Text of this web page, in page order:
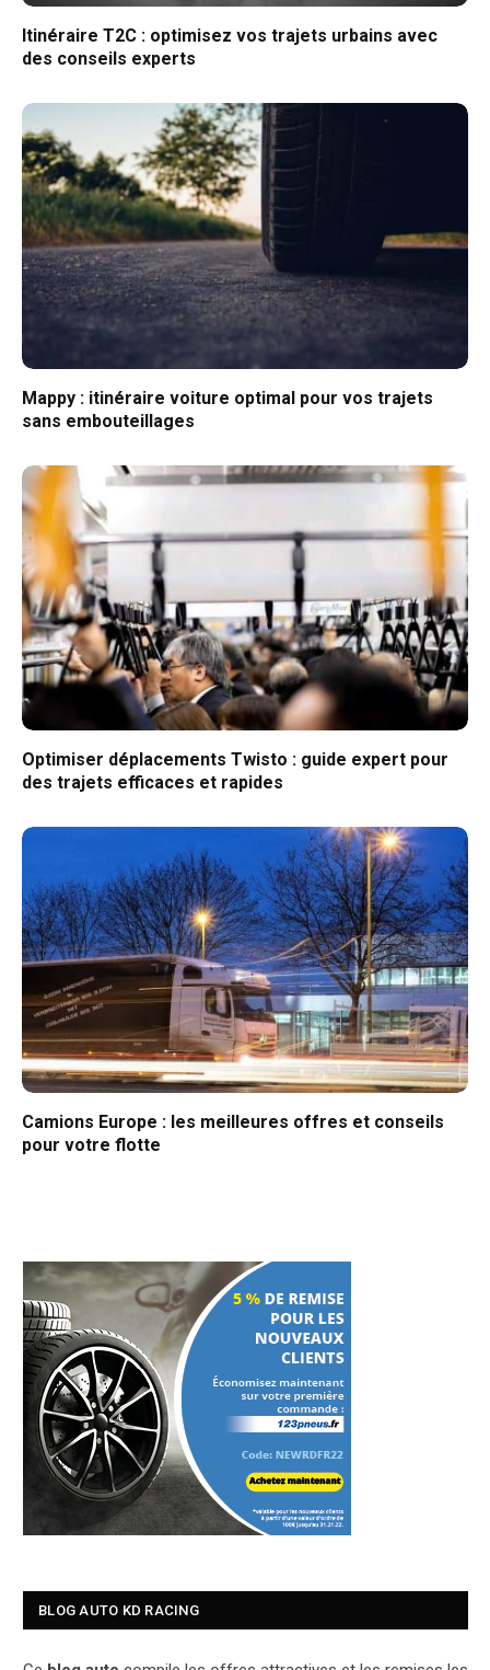
Itinéraire T2C : optimisez vos trajets urbains avec
des conseils experts
Mappy : itinéraire voiture optimal pour vos trajets
sans embouteillages
Optimiser déplacements Twisto : guide expert pour
des trajets efficaces et rapides
Camions Europe : les meilleures offres et conseils
pour votre flotte
BLOG AUTO KD RACING